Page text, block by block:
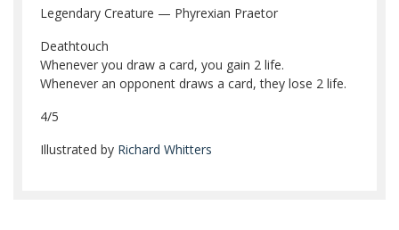
Legendary Creature — Phyrexian Praetor
Deathtouch
Whenever you draw a card, you gain 2 life.
Whenever an opponent draws a card, they lose 2 life.
4/5
Illustrated by Richard Whitters